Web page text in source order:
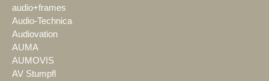
audio+frames
Audio-Technica
Audiovation
AUMA
AUMOVIS
AV Stumpfl